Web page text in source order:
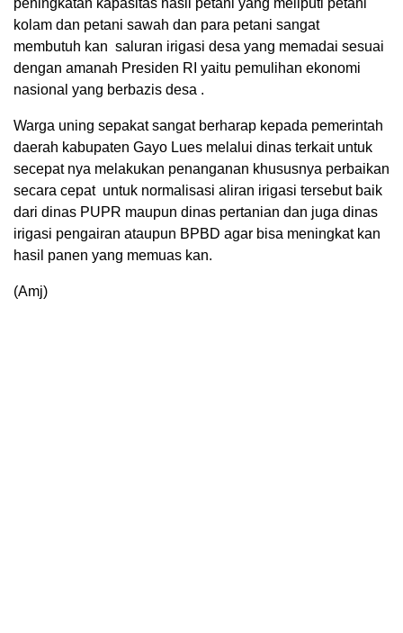
kolam dan petani sawah dan para petani sangat
membutuh kan saluran irigasi desa yang memadai sesuai
dengan amanah Presiden RI yaitu pemulihan ekonomi
nasional yang berbazis desa .
Warga uning sepakat sangat berharap kepada pemerintah
daerah kabupaten Gayo Lues melalui dinas terkait untuk
secepat nya melakukan penanganan khususnya perbaikan
secara cepat untuk normalisasi aliran irigasi tersebut baik
dari dinas PUPR maupun dinas pertanian dan juga dinas
irigasi pengairan ataupun BPBD agar bisa meningkat kan
hasil panen yang memuas kan.
(Amj)